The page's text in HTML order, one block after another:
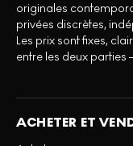
originales
privées discrètes,
Les prix sont fixes,
entre les deux parties
ACHETER ET